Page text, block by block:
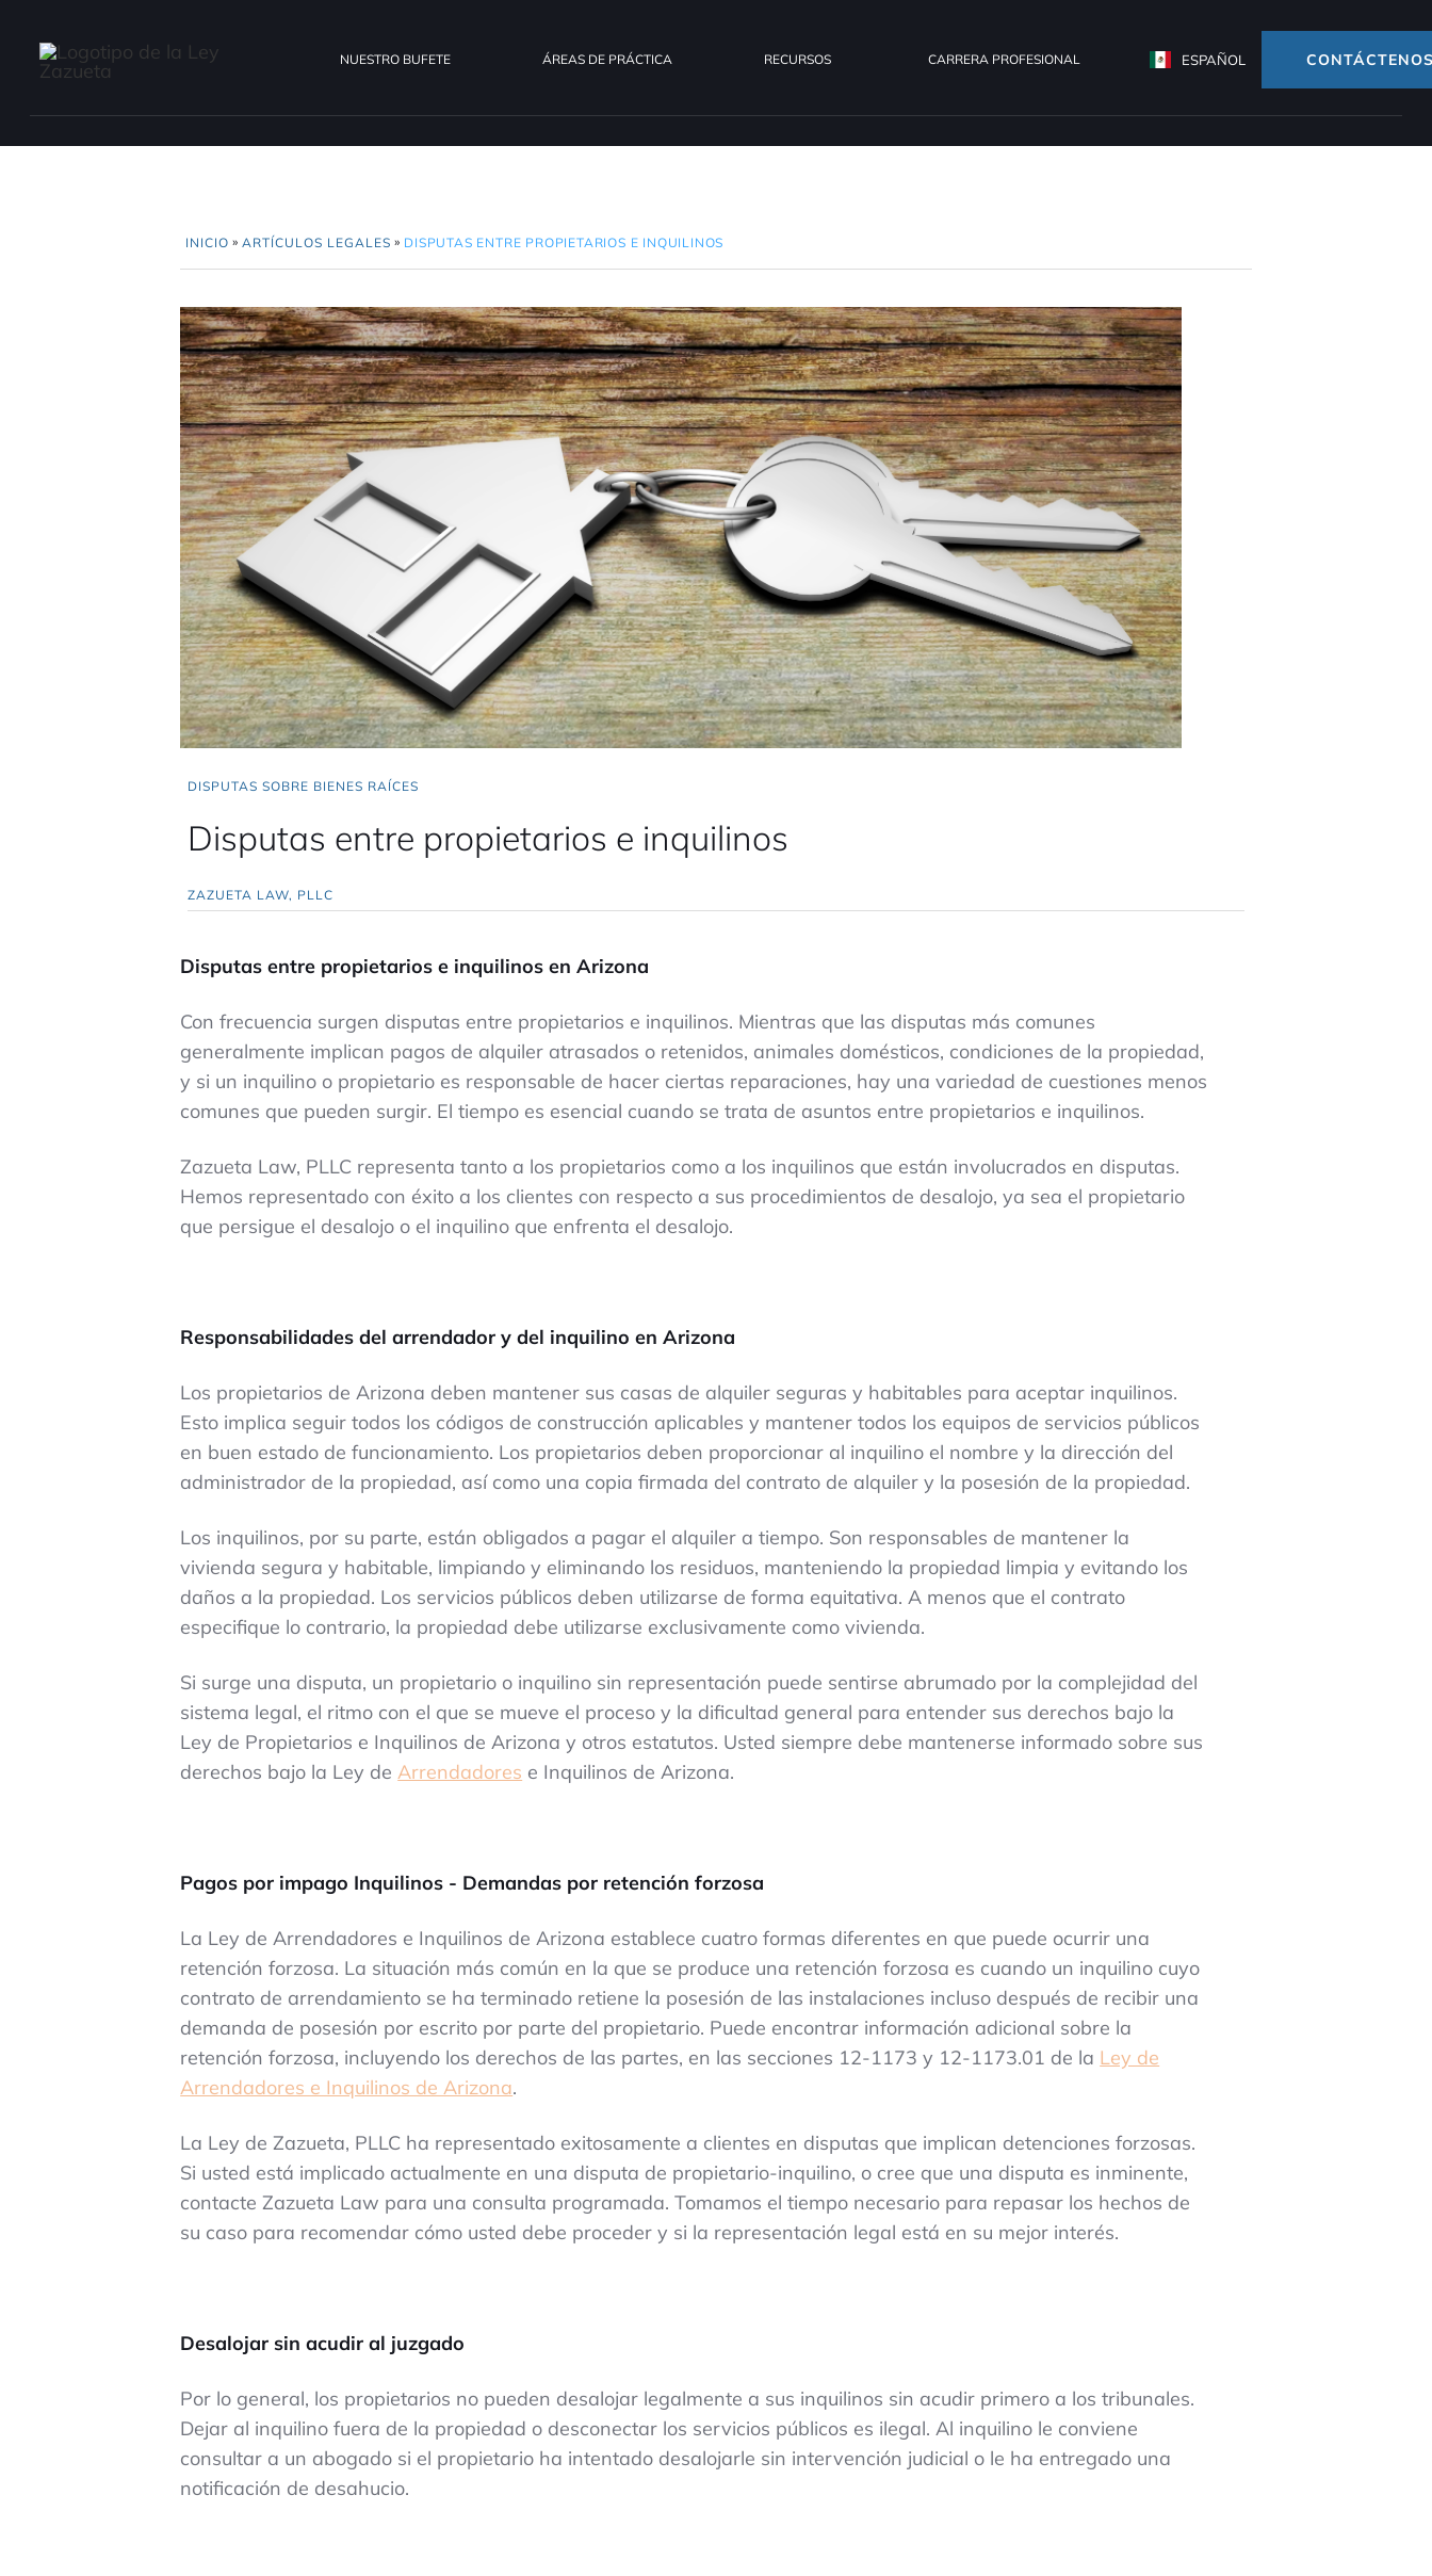
NUESTRO BUFETE ÁREAS DE PRÁCTICA RECURSOS CARRERA PROFESIONAL ESPAÑOL
INICIO » ARTÍCULOS LEGALES » DISPUTAS ENTRE PROPIETARIOS E INQUILINOS
DISPUTAS SOBRE BIENES RAÍCES
Disputas entre propietarios e inquilinos
ZAZUETA LAW, PLLC
Disputas entre propietarios e inquilinos en Arizona
Con frecuencia surgen disputas entre propietarios e inquilinos. Mientras que las disputas más comunes
generalmente implican pagos de alquiler atrasados o retenidos, animales domésticos, condiciones de la propiedad,
y si un inquilino o propietario es responsable de hacer ciertas reparaciones, hay una variedad de cuestiones menos
comunes que pueden surgir. El tiempo es esencial cuando se trata de asuntos entre propietarios e inquilinos.
Zazueta Law, PLLC representa tanto a los propietarios como a los inquilinos que están involucrados en disputas.
Hemos representado con éxito a los clientes con respecto a sus procedimientos de desalojo, ya sea el propietario
que persigue el desalojo o el inquilino que enfrenta el desalojo.
Responsabilidades del arrendador y del inquilino en Arizona
Los propietarios de Arizona deben mantener sus casas de alquiler seguras y habitables para aceptar inquilinos.
Esto implica seguir todos los códigos de construcción aplicables y mantener todos los equipos de servicios públicos
en buen estado de funcionamiento. Los propietarios deben proporcionar al inquilino el nombre y la dirección del
administrador de la propiedad, así como una copia firmada del contrato de alquiler y la posesión de la propiedad.
Los inquilinos, por su parte, están obligados a pagar el alquiler a tiempo. Son responsables de mantener la
vivienda segura y habitable, limpiando y eliminando los residuos, manteniendo la propiedad limpia y evitando los
daños a la propiedad. Los servicios públicos deben utilizarse de forma equitativa. A menos que el contrato
especifique lo contrario, la propiedad debe utilizarse exclusivamente como vivienda.
Si surge una disputa, un propietario o inquilino sin representación puede sentirse abrumado por la complejidad del
sistema legal, el ritmo con el que se mueve el proceso y la dificultad general para entender sus derechos bajo la
Ley de Propietarios e Inquilinos de Arizona y otros estatutos. Usted siempre debe mantenerse informado sobre sus
derechos bajo la Ley deArrendadores e Inquilinos de Arizona.
Pagos por impago Inquilinos - Demandas por retención forzosa
La Ley de Arrendadores e Inquilinos de Arizona establece cuatro formas diferentes en que puede ocurrir una
retención forzosa. La situación más común en la que se produce una retención forzosa es cuando un inquilino cuyo
contrato de arrendamiento se ha terminado retiene la posesión de las instalaciones incluso después de recibir una
demanda de posesión por escrito por parte del propietario. Puede encontrar información adicional sobre la
retención forzosa, incluyendo los derechos de las partes, en las secciones 12-1173 y 12-1173.01 de la Ley de
Arrendadores e Inquilinos de Arizona.
La Ley de Zazueta, PLLC ha representado exitosamente a clientes en disputas que implican detenciones forzosas.
Si usted está implicado actualmente en una disputa de propietario-inquilino, o cree que una disputa es inminente,
contacte Zazueta Law para una consulta programada. Tomamos el tiempo necesario para repasar los hechos de
su caso para recomendar cómo usted debe proceder y si la representación legal está en su mejor interés.
Desalojar sin acudir al juzgado
Por lo general, los propietarios no pueden desalojar legalmente a sus inquilinos sin acudir primero a los tribunales.
Dejar al inquilino fuera de la propiedad o desconectar los servicios públicos es ilegal. Al inquilino le conviene
consultar a un abogado si el propietario ha intentado desalojarle sin intervención judicial o le ha entregado una
notificación de desahucio.